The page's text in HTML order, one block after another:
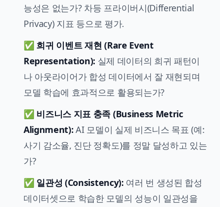
능성은 없는가? 차등 프라이버시(Differential
Privacy) 지표 등으로 평가.
✅ 희귀 이벤트 재현 (Rare Event
Representation): 실제 데이터의 희귀 패턴이
나 아웃라이어가 합성 데이터에서 잘 재현되며
모델 학습에 효과적으로 활용되는가?
✅ 비즈니스 지표 충족 (Business Metric
Alignment): AI 모델이 실제 비즈니스 목표 (예:
사기 감소율, 진단 정확도)를 정말 달성하고 있는
가?
✅ 일관성 (Consistency): 여러 번 생성된 합성
데이터셋으로 학습한 모델의 성능이 일관성을